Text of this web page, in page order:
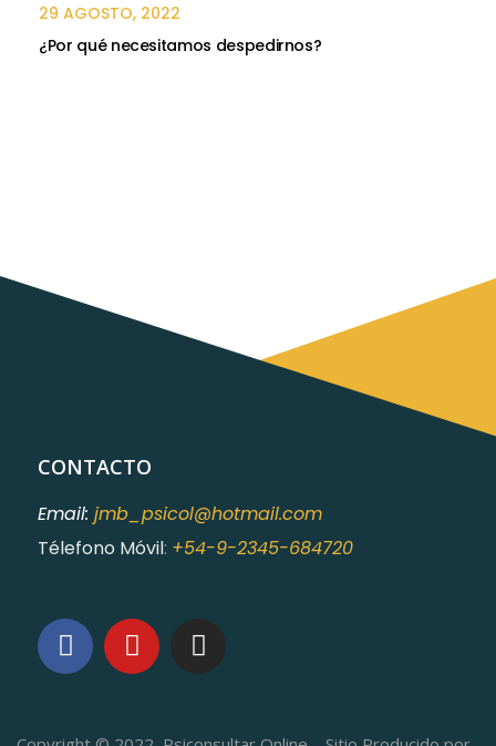
29 AGOSTO, 2022
¿Por qué necesitamos despedirnos?
CONTACTO
Email: jmb_psicol@hotmail.com
Télefono Móvil: +54-9-2345-684720